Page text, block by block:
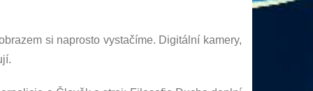
si naprosto vystačíme. Digitální kamery,